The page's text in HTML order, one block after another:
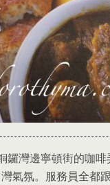
鑼灣邊寧頓街的咖
氣氛。服務員全都